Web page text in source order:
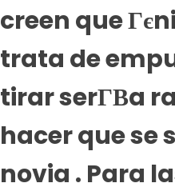
creen que
trata de
tirar serГ­В­a
hacer que se
novia . Para